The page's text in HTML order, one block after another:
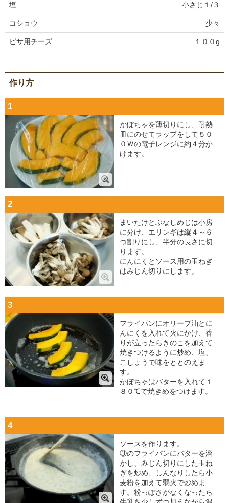
塩 小さじ１/３
コショウ 少々
ピサ用チーズ １００g
作り方
1
かぼちゃを薄切りにし、耐熱
皿にのせてラップをして５０
０Ｗの電子レンジに約４分か
けます。
2
まいたけとぶなしめじは小房
に分け、エリンギは縦４～６
つ割りにし、半分の長さに切
ります。
にんにくとソース用の玉ねぎ
はみじん切りにします。
3
フライパンにオリーブ油とに
んにくを入れて火にかけ、香
りが立ったらきのこを加えて
焼きつけるように炒め、塩、
こしょうで味をととのえま
す。
かぼちゃはバターを入れて１
８０℃で焼きめをつけます。
4
ソースを作ります。
③のフライパンにバターを溶
かし、みじん切りにした玉ね
ぎを炒め、しんなりしたら小
麦粉を加えて弱火で炒めま
す。粉っぽさがなくなったら